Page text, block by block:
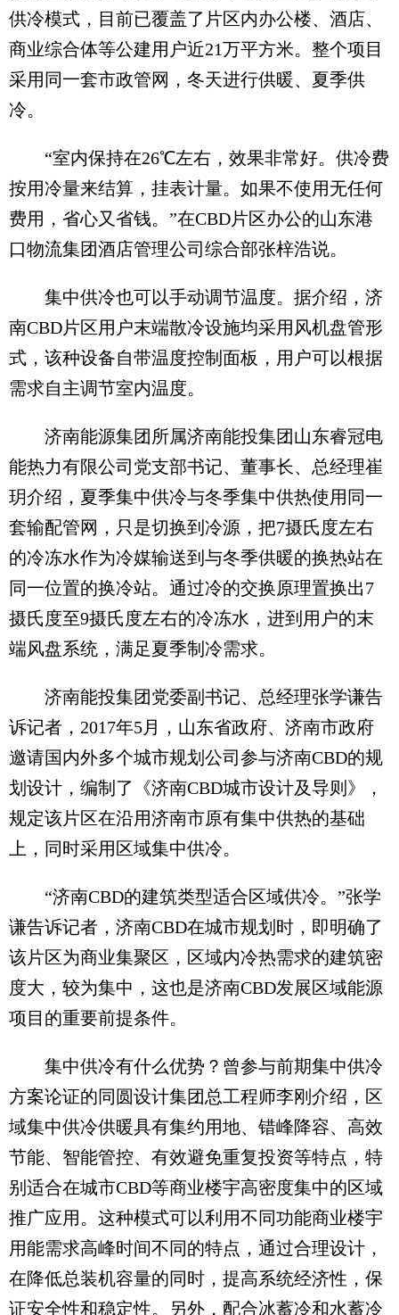
供冷模式，目前已覆盖了片区内办公楼、酒店、
商业综合体等公建用户近21万平方米。整个项目
采用同一套市政管网，冬天进行供暖、夏季供
冷。
“室内保持在26℃左右，效果非常好。供冷费
按用冷量来结算，挂表计量。如果不使用无任何
费用，省心又省钱。”在CBD片区办公的山东港
口物流集团酒店管理公司综合部张梓浩说。
集中供冷也可以手动调节温度。据介绍，济
南CBD片区用户末端散冷设施均采用风机盘管形
式，该种设备自带温度控制面板，用户可以根据
需求自主调节室内温度。
济南能源集团所属济南能投集团山东睿冠电
能热力有限公司党支部书记、董事长、总经理崔
玥介绍，夏季集中供冷与冬季集中供热使用同一
套输配管网，只是切换到冷源，把7摄氏度左右
的冷冻水作为冷媒输送到与冬季供暖的换热站在
同一位置的换冷站。通过冷的交换原理置换出7
摄氏度至9摄氏度左右的冷冻水，进到用户的末
端风盘系统，满足夏季制冷需求。
济南能投集团党委副书记、总经理张学谦告
诉记者，2017年5月，山东省政府、济南市政府
邀请国内外多个城市规划公司参与济南CBD的规
划设计，编制了《济南CBD城市设计及导则》，
规定该片区在沿用济南市原有集中供热的基础
上，同时采用区域集中供冷。
“济南CBD的建筑类型适合区域供冷。”张学
谦告诉记者，济南CBD在城市规划时，即明确了
该片区为商业集聚区，区域内冷热需求的建筑密
度大，较为集中，这也是济南CBD发展区域能源
项目的重要前提条件。
集中供冷有什么优势？曾参与前期集中供冷
方案论证的同圆设计集团总工程师李刚介绍，区
域集中供冷供暖具有集约用地、错峰降容、高效
节能、智能管控、有效避免重复投资等特点，特
别适合在城市CBD等商业楼宇高密度集中的区域
推广应用。这种模式可以利用不同功能商业楼宇
用能需求高峰时间不同的特点，通过合理设计，
在降低总装机容量的同时，提高系统经济性，保
证安全性和稳定性。另外，配合冰蓄冷和水蓄冷